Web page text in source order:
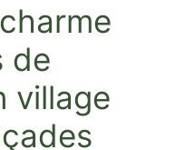
de
village